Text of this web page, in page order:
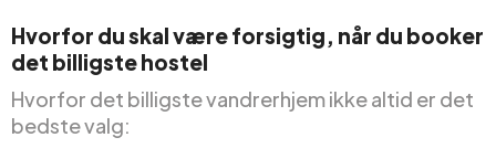
Hvorfor du skal være forsigtig, når du booker
det billigste hostel
Hvorfor det billigste vandrerhjem ikke altid er det
bedste valg: